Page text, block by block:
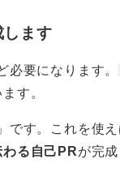
ます
必要になります。
す。
」です。これを使え
る自己PRが完成